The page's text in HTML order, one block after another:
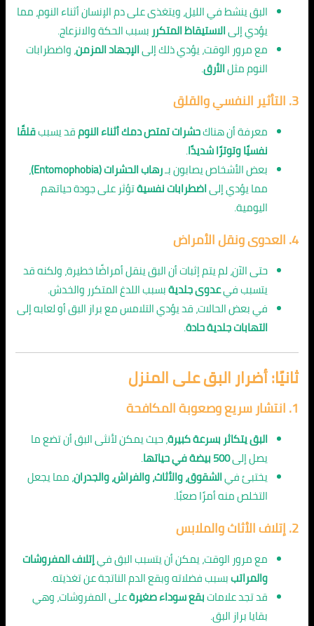
البق ينشط في الليل، ويتغذى على دم الإنسان أثناء النوم، مما
يؤدي إلىالاستيقاظ المتكرر بسبب الحكة والانزعاج.
مع مرور الوقت، يؤدي ذلك إلىالإجهاد المزمن، واضطرابات
النوم مثلالأرق.
3. التأثير النفسي والقلق
معرفة أن هناكحشرات تمتص دمك أثناء النومقد يسببقلقًا
نفسيًا وتوترًا شديدًا.
بعض الأشخاص يصابون بـرهاب الحشرات (Entomophobia)
،
مما يؤدي إلىاضطرابات نفسيةتؤثر على جودة حياتهم
اليومية.
4. العدوى ونقل الأمراض
حتى الآن، لم يتم إثبات أن البق ينقل أمراضًا خطيرة، ولكنه قد
يتسبب فيعدوى جلديةبسبب اللدغ المتكرر والخدش.
في بعض الحالات، قد يؤدي التلامس مع براز البق أو لعابه إلى
التهابات جلدية حادة.
ثانيًا: أضرار البق على المنزل
1. انتشار سريع وصعوبة المكافحة
البق يتكاثر بسرعة كبيرة، حيث يمكن لأنثى البق أن تضع ما
يصل إلى500 بيضة في حياتها
.
يختبئ فيالشقوق، والأثاث، والفراش، والجدران، مما يجعل
التخلص منه أمرًا صعبًا.
2. إتلاف الأثاث والملابس
مع مرور الوقت، يمكن أن يتسبب البق فيإتلاف المفروشات
والمراتببسبب فضلاته وبقع الدم الناتجة عن تغذيته.
قد تجد علاماتبقع سوداء صغيرةعلى المفروشات، وهي
بقايا براز البق.